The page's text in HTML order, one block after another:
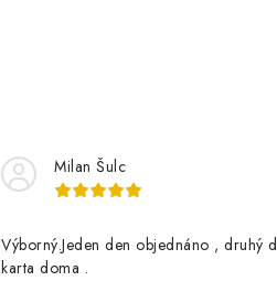
Milan Šulc
Výborný.Jeden den objednáno , druhý
karta doma .